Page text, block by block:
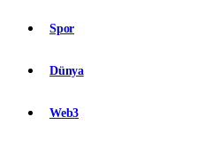
Spor
Dünya
Web3